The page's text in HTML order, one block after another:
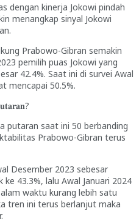
dengan kinerja Jokowi pindah
menangkap sinyal Jokowi
Prabowo-Gibran semakin
pemilih puas Jokowi yang
42.4%. Saat ini di survei Awal
mencapai 50.5%.
putaran saat ini 50 berbanding
Prabowo-Gibran terus
Desember 2023 sebesar
43.3%, lalu Awal Januari 2024
waktu kurang lebih satu
tren ini terus berlanjut maka